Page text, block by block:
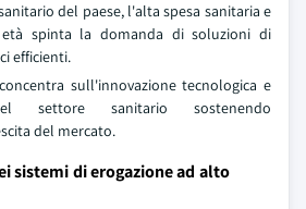
del paese, l'alta spesa sanitaria e
spinta la domanda di soluzioni di
efficienti.
sull'innovazione tecnologica e
settore sanitario sostenendo
del mercato.
sistemi di erogazione ad alto